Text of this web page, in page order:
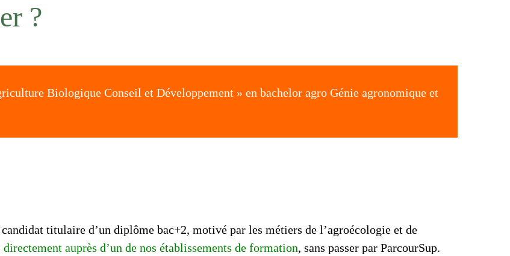
2/ Comment candidater ?
?
Biologique Conseil et Développement » en bachelor agro Génie agronomique et
titulaire d’un diplôme bac+2, motivé par les métiers de l’agroécologie et de
directement auprès d’un de nos établissements de formation, sans passer par ParcourSup.